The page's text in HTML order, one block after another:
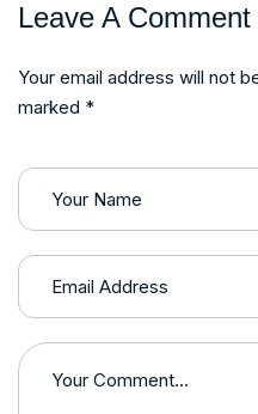
Leave A Comment
Your email address will not
marked *